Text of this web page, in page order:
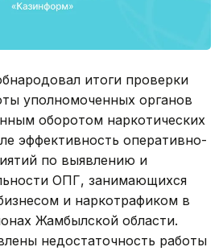
итоги проверки
уполномоченных органов
оборотом наркотических
эффективность оперативно-
по выявлению и
ОПГ, занимающихся
и наркотрафиком в
Жамбылской области.
недостаточность работы